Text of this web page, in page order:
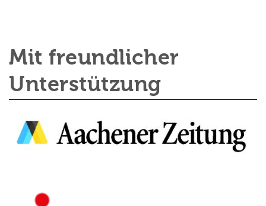
Mit freundlicher
Unterstützung